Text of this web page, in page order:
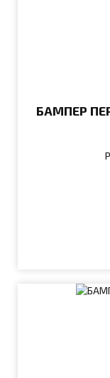
БАМПЕР